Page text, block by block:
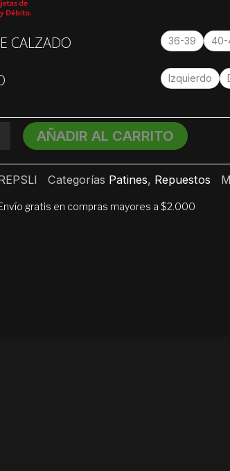
CALZADO 36-39 40-
Izquierdo
AÑADIR AL CARRITO
Categorías Patines, Repuestos
gratis en compras mayores a $2.000